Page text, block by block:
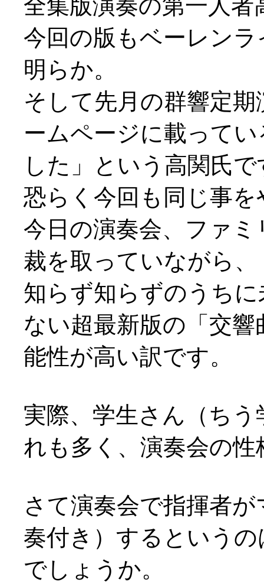
全集版演奏の第一人
今回の版もベーレン
明らか。
そして先月の群響定
ームページに載って
した」という高関氏
恐らく今回も同じ事
今日の演奏会、ファ
裁を取っていながら、
知らず知らずのうち
ない超最新版の「交
能性が高い訳です。
実際、学生さん（ち
れも多く、演奏会の
さて演奏会で指揮者
奏付き）するという
でしょうか。